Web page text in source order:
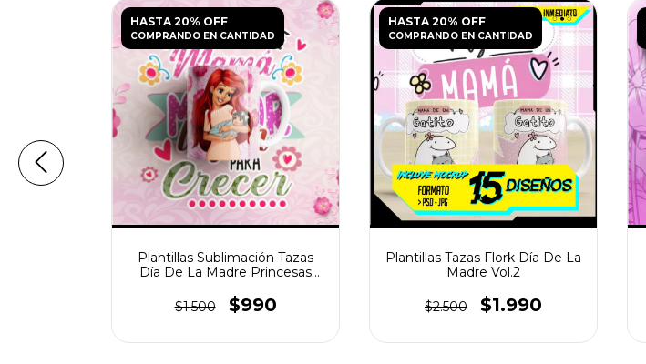
HASTA 20% OFF
COMPRANDO EN CANTIDAD
Plantillas Sublimación Tazas
Día De La Madre Princesas
$1.500
$990
HASTA 20% OFF
COMPRANDO EN CANTIDAD
Plantillas Tazas Flork Día De La
Madre Vol.2
$2.500 $1.990